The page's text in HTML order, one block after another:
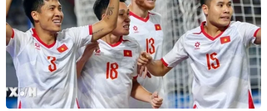
27/11/2020 03:53
Theo các chuyên gia, trong thời đại công nghệ thông tin
phát triển như hiện nay, việc đầu tư cho thương mại
điện tử sẽ là giải pháp căn cơ giúp doanh nghiệp phát
triển.